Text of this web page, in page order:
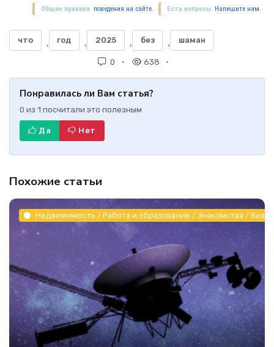
Есть вопросы. Напишите нам.
Общие правила поведения на сайте.
что , год , 2025 , без , шаман
0 638
Понравилась ли Вам статья?
0 из 1 посчитали это полезным
Да Нет
Похожие статьи
Недвижимость / Работа и образование / Знакомства /